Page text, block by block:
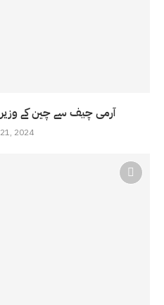
آرمی چیف سے چین کے
2024